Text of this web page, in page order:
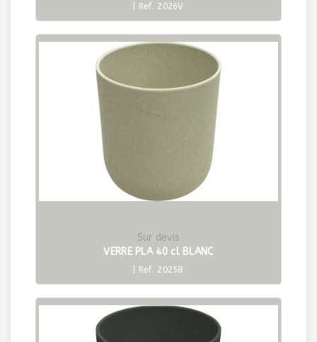
| Ref. 2026V
Sur devis
VERRE PLA 40 cl BLANC
| Ref. 2025B